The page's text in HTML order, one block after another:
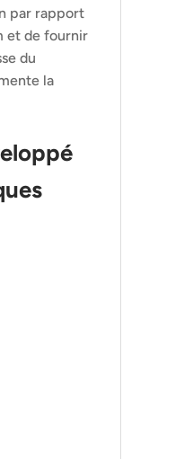
par rapport
et de fournir
du
la